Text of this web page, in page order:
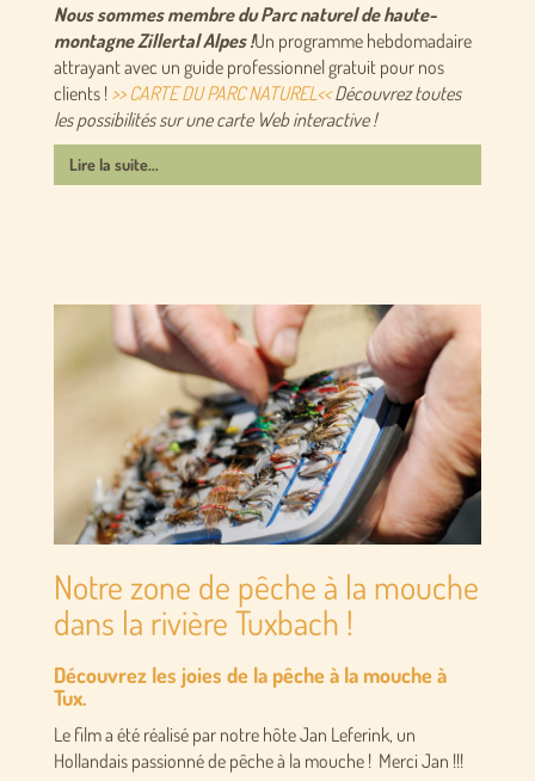
Nous sommes membre du Parc naturel de haute-
montagne Zillertal Alpes !Un programme hebdomadaire
attrayant avec un guide professionnel gratuit pour nos
clients ! >> CARTE DU PARC NATUREL<<Découvrez toutes
les possibilités sur une carte Web interactive !
Lire la suite...
Notre zone de pêche à la mouche
dans la rivière Tuxbach !
Découvrez les joies de la pêche à la mouche à
Tux.
Le film a été réalisé par notre hôte Jan Leferink, un
Hollandais passionné de pêche à la mouche ! Merci Jan !!!